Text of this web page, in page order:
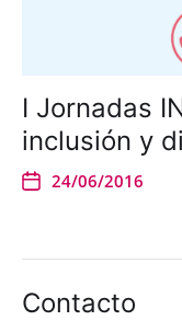
I Jornadas
inclusión y
24/06/2016
Contacto